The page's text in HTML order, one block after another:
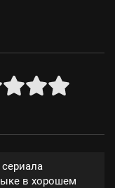
в хорошем